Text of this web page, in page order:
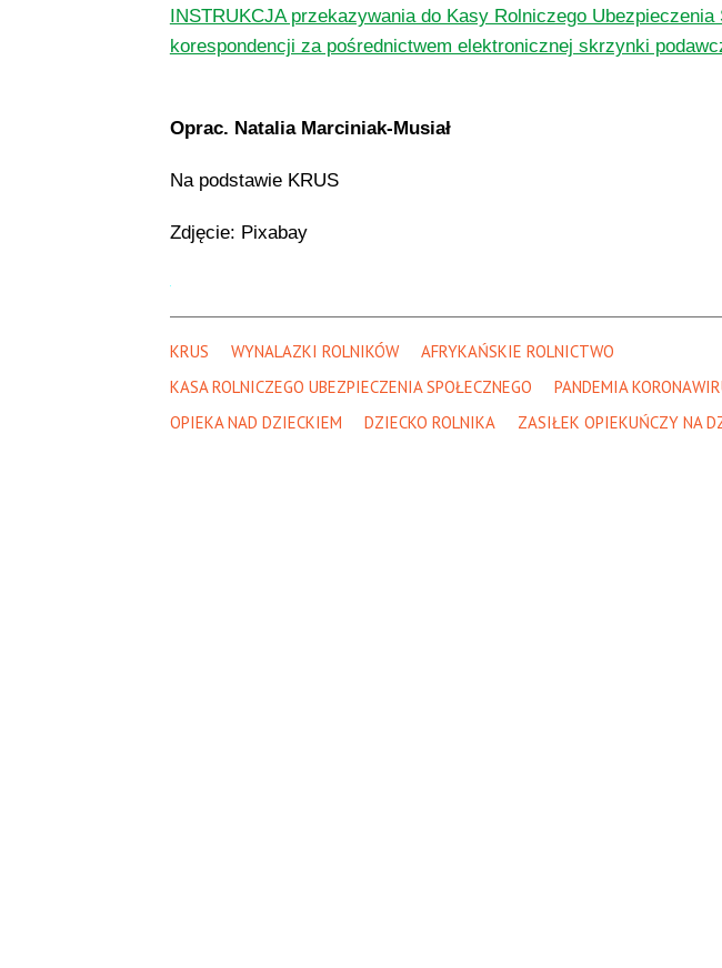
INSTRUKCJA przekazywania do Kasy Rolniczego Ubezpieczenia
korespondencji za pośrednictwem elektronicznej skrzynki
Oprac. Natalia Marciniak-Musiał
Na podstawie KRUS
Zdjęcie: Pixabay
KRUS WYNALAZKI ROLNIKÓW
AFRYKAŃSKIE ROLNICTWO
KASA ROLNICZEGO UBEZPIECZENIA SPOŁECZNEGO
PANDEMIA
OPIEKA NAD DZIECKIEM
DZIECKO ROLNIKA ZASIŁEK OPIEKUŃCZY NA